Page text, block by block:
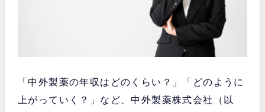
「中外製薬の年収はどのくらい？」「どのように
上がっていく？」など、中外製薬株式会社（以